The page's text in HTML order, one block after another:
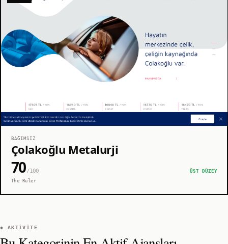
BAĞIMSIZ
Çolakoğlu Metalurji
70/100
ÜST DÜZEY
The Ruler
◆ AKTIVITE